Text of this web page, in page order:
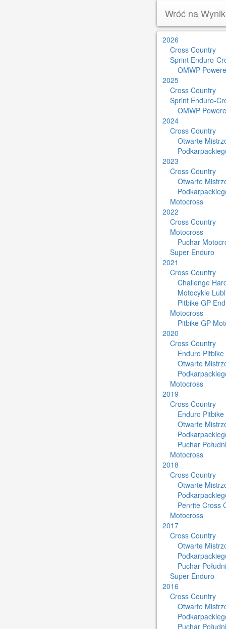
Wróć na
2026
Cross Country
Sprint Enduro-
OMWP
2025
Cross Country
Sprint Enduro-
OMWP
2024
Cross Country
Otwarte
2023
Cross Country
Otwarte
Motocross
2022
Cross Country
Motocross
Puchar
Super Enduro
2021
Cross Country
Challenge
Motocykle
Pitbike GP
Motocross
Pitbike GP
2020
Cross Country
Enduro Pitbike
Otwarte
Motocross
2019
Cross Country
Enduro Pitbike
Otwarte
Puchar
Motocross
2018
Cross Country
Otwarte
Penrite Cross
Motocross
2017
Cross Country
Otwarte
Puchar
Super Enduro
2016
Cross Country
Otwarte
Puchar